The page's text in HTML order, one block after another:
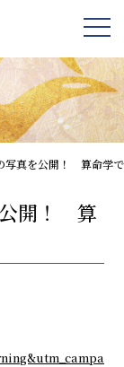
写真を公開！ 算命学で
公開！ 算